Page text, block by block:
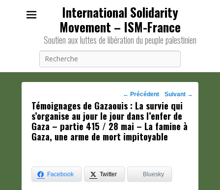
International Solidarity
Movement – ISM-France
Soutien aux luttes de libération du peuple palestinien
Navigation
des
posts
← Précédent Suivant →
Témoignages de Gazaouis : La survie qui
s’organise au jour le jour dans l’enfer de
Gaza – partie 415 / 28 mai – La famine à
Gaza, une arme de mort impitoyable
Facebook Twitter Bluesky